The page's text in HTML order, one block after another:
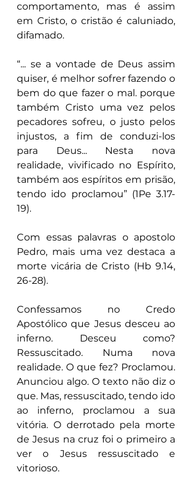
comportamento, mas é assim
em Cristo, o cristão é caluniado,
difamado.
“... se a vontade de Deus assim
quiser, é melhor sofrer fazendo o
bem do que fazer o mal. porque
também Cristo uma vez pelos
pecadores sofreu, o justo pelos
injustos, a fim de conduzi-los
para Deus... Nesta nova
realidade, vivificado no Espírito,
também aos espíritos em prisão,
tendo ido proclamou” (1Pe 3.17-
19).
Com essas palavras o apostolo
Pedro, mais uma vez destaca a
morte vicária de Cristo (Hb 9.14,
26-28).
Confessamos no Credo
Apostólico que Jesus desceu ao
inferno. Desceu como?
Ressuscitado. Numa nova
realidade. O que fez? Proclamou.
Anunciou algo. O texto não diz o
que. Mas, ressuscitado, tendo ido
ao inferno, proclamou a sua
vitória. O derrotado pela morte
de Jesus na cruz foi o primeiro a
ver o Jesus ressuscitado e
vitorioso.